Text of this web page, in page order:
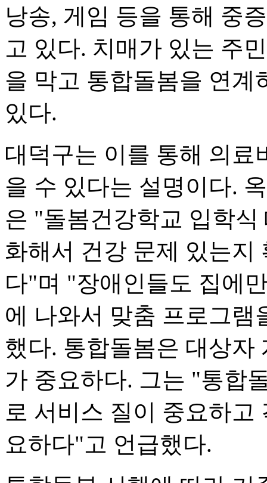
낭송, 게임 등을 통해 중
고 있다. 치매가 있는 주
을 막고 통합돌봄을 연계
있다.
대덕구는 이를 통해 의료
을 수 있다는 설명이다.
은 "돌봄건강학교 입학
화해서 건강 문제 있는지
다"며 "장애인들도 집에
에 나와서 맞춤 프로그
했다. 통합돌봄은 대상자
가 중요하다. 그는 "통합
로 서비스 질이 중요하고
요하다"고 언급했다.